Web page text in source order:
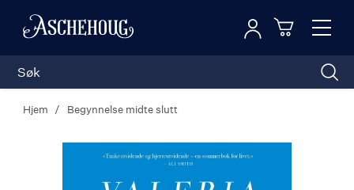
Toggle
Logg inn
Hjem Begynnelse midte slutt